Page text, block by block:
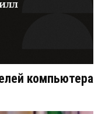
компьютера